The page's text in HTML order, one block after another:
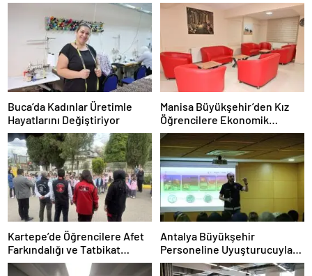
Buca’da Kadınlar Üretimle
Hayatlarını Değiştiriyor
Manisa Büyükşehir’den Kız
Öğrencilere Ekonomik
Konaklama İmkanı
Kartepe’de Öğrencilere Afet
Farkındalığı ve Tatbikat
Eğitimi
Antalya Büyükşehir
Personeline Uyuşturucuyla
Mücadele Eğitimi